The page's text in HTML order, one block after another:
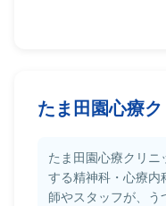
たま田園心療
たま田園心療クリニ
する精神科・心療内
師やスタッフが、う